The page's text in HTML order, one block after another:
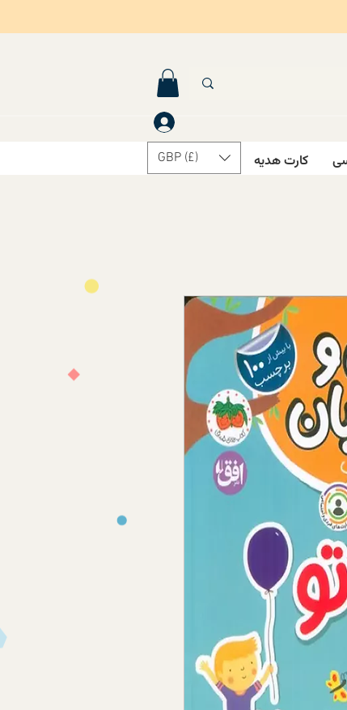
کارت هدیه درباره ماGBP (£)